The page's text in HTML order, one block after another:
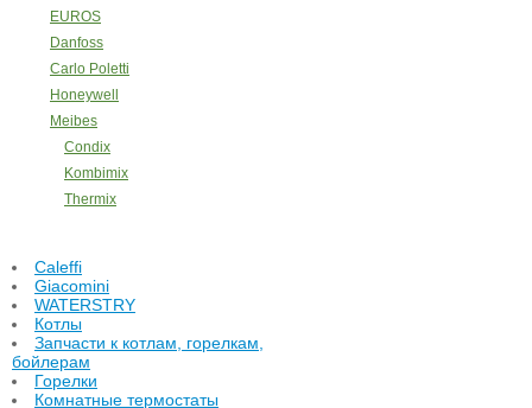
EUROS
Danfoss
Carlo Poletti
Honeywell
Meibes
Condix
Kombimix
Thermix
Caleffi
Giacomini
WATERSTRY
Котлы
Запчасти к котлам, горелкам,
бойлерам
Горелки
Комнатные термостаты